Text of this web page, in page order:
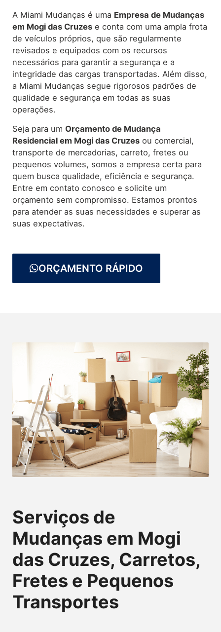
A Miami Mudanças é uma Empresa de Mudanças
em Mogi das Cruzes e conta com uma ampla frota
de veículos próprios, que são regularmente
revisados e equipados com os recursos
necessários para garantir a segurança e a
integridade das cargas transportadas. Além disso,
a Miami Mudanças segue rigorosos padrões de
qualidade e segurança em todas as suas
operações.
Seja para um Orçamento de Mudança
Residencial em Mogi das Cruzes ou comercial,
transporte de mercadorias, carreto, fretes ou
pequenos volumes, somos a empresa certa para
quem busca qualidade, eficiência e segurança.
Entre em contato conosco e solicite um
orçamento sem compromisso. Estamos prontos
para atender as suas necessidades e superar as
suas expectativas.
ORÇAMENTO RÁPIDO
Serviços de
Mudanças em Mogi
das Cruzes, Carretos,
Fretes e Pequenos
Transportes